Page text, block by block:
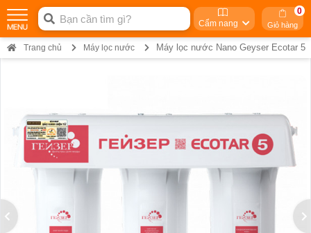
Cẩm nang Giỏ hàng
0
Trang chủ Máy lọc nước Máy lọc nước Nano Geyser Ecotar 5